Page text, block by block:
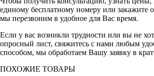
единому бесплатному номеру или закажите
мы перезвоним в удобное для Вас время.
Если у вас возникли трудности или вы не
опросный лист, свяжитесь с нами любым
способом, мы обработаем Вашу заявку в
ПОХОЖИЕ ТОВАРЫ